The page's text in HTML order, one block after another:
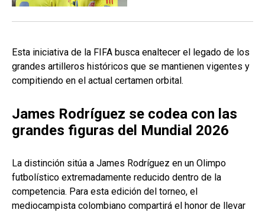
Esta iniciativa de la FIFA busca enaltecer el legado de los
grandes artilleros históricos que se mantienen vigentes y
compitiendo en el actual certamen orbital.
James Rodríguez se codea con las
grandes figuras del Mundial 2026
La distinción sitúa a James Rodríguez en un Olimpo
futbolístico extremadamente reducido dentro de la
competencia. Para esta edición del torneo, el
mediocampista colombiano compartirá el honor de llevar